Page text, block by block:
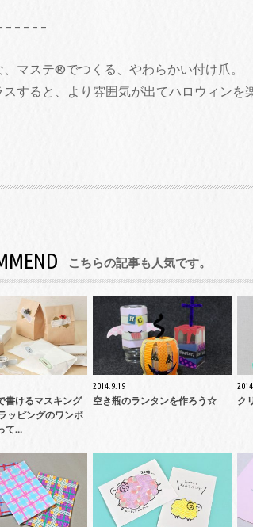
– – – – –
マステ®でつくる、やわらかい付け爪。
すると、より雰囲気が出てハロウィンを
こちらの記事も人気です。
書けるマスキング
ッピングのワンポ
て…
2014.9.19
空き瓶のランタンを作ろう☆ ク